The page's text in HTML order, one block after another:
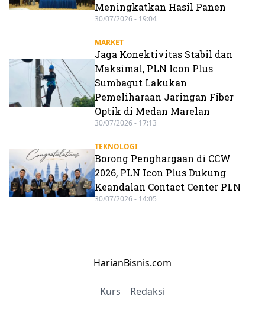
Meningkatkan Hasil Panen
30/07/2026 - 19:04
MARKET
Jaga Konektivitas Stabil dan
Maksimal, PLN Icon Plus
Sumbagut Lakukan
Pemeliharaan Jaringan Fiber
Optik di Medan Marelan
30/07/2026 - 17:13
TEKNOLOGI
Borong Penghargaan di CCW
2026, PLN Icon Plus Dukung
Keandalan Contact Center PLN
30/07/2026 - 14:05
HarianBisnis.com
Kurs Redaksi